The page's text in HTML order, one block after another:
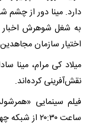
دارد. مینا دور از
به‌ شغل شوهرش اخبار
اختیار سازمان
میلاد کی مرام، مینا
نقش‌آفرینی کرده‌اند.
‌ساعت ۲۰:۳۰ از شبکه‌ چهار روی آنتن می‌رود.